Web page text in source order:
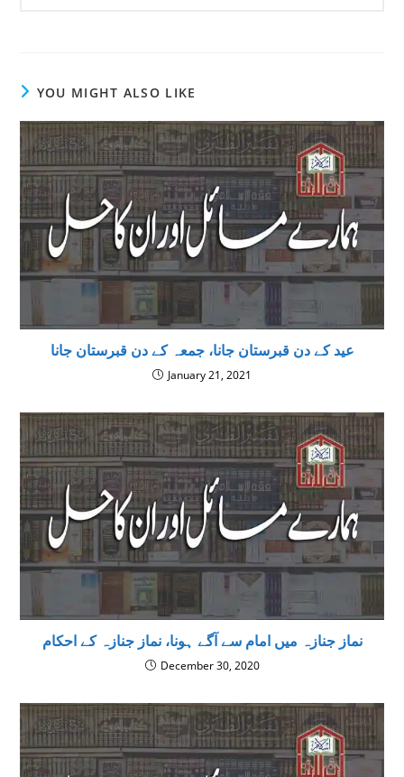
YOU MIGHT ALSO LIKE
عید کے دن قبرستان جانا، جمعہ کے دن قبرستان جانا
January 21, 2021
نماز جنازہ میں امام سے آگے ہونا، نماز جنازہ کے احکام
December 30, 2020